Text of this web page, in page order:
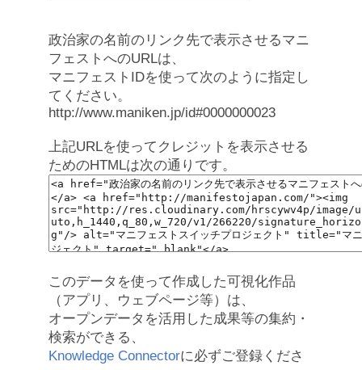
政治家の名前のリンク先で表示させるマニ
フェストへのURLは、
マニフェストIDを使って次のように指定し
てください。
http://www.maniken.jp/id#0000000023
上記URLを使ってクレジットを表示させる
ためのHTMLは次の通りです。
このデータを使って作成した可視化作品
（アプリ、ウェブページ等）は、
オープンデータを活用した成果等の集約・
検索ができる、
Knowledge Connectorに必ずご登録くださ